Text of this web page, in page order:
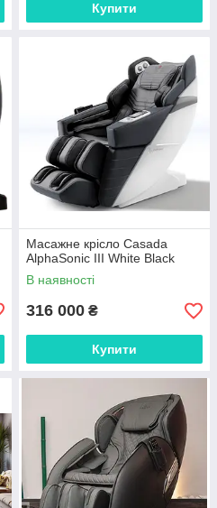
Купити
Масажне крісло Casada
AlphaSonic III White Black
В наявності
316 000 ₴
Купити